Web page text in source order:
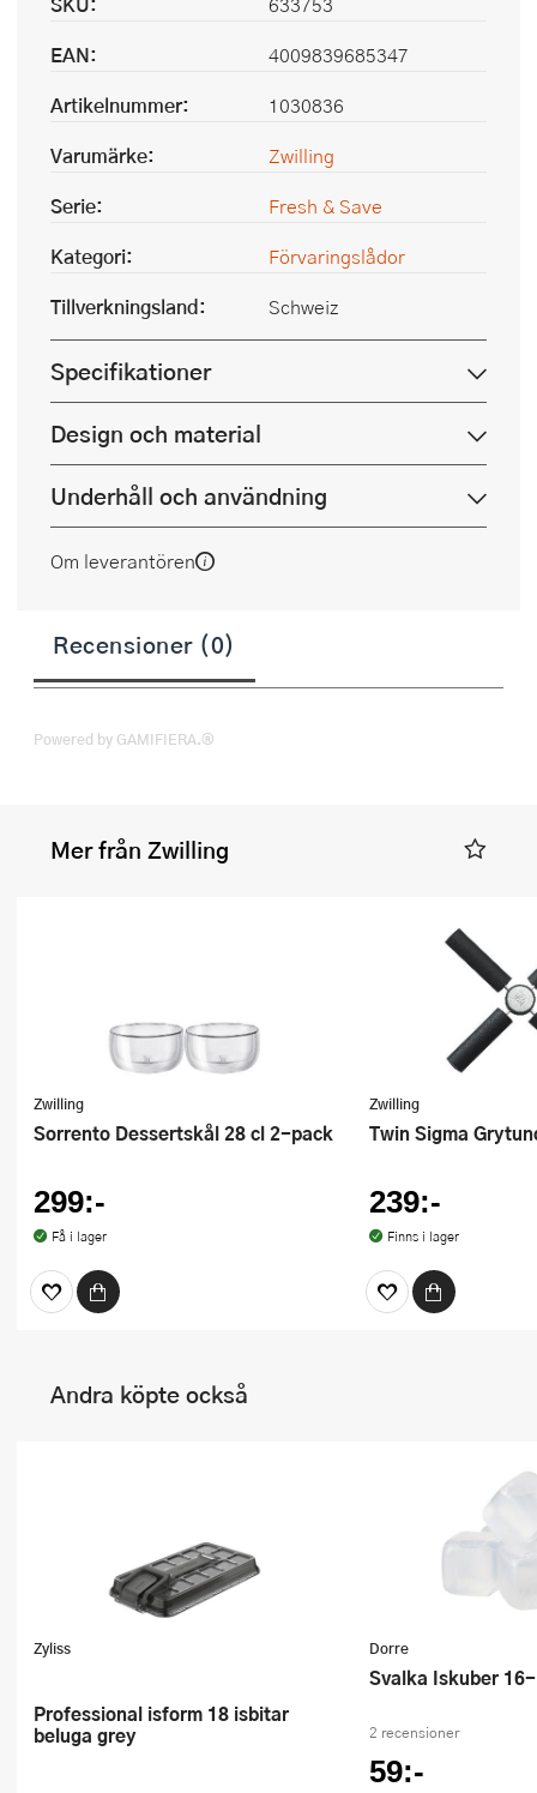
EAN:
4009839685347
Artikelnummer:
1030836
Varumärke:
Zwilling
Serie:
Fresh & Save
Kategori:
Förvaringslådor
Tillverkningsland:
Schweiz
Specifikationer
Design och material
Underhåll och användning
Om leverantören
Recensioner (0)
Powered by GAMIFIERA.®
Mer från Zwilling
Zwilling
Sorrento Dessertskål 28 cl 2-pack
299:-
Få i lager
Zwilling
Twin Sigma
239:-
Finns i lager
Andra köpte också
Zyliss
Professional isform 18 isbitar
beluga grey
Dorre
Svalka Iskuber
2 recensioner
59:-